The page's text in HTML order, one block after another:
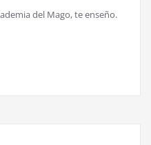
del Mago, te enseño.